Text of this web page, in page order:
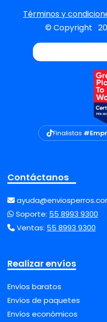
Términos y
© Copyright
Finalistas
Contáctanos
Soporte: 55 8993 9300
Ventas: 55 8993 9300
Realizar envíos
Envíos baratos
Envíos de paquetes
Envíos económicos